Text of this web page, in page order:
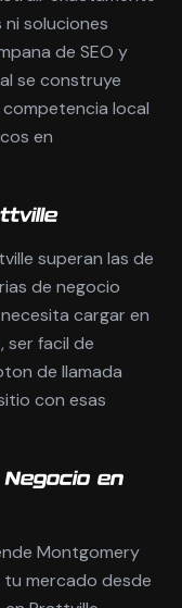
ni soluciones
de SEO y
se construye
local
en
superan las de
de negocio
cargar en
ser facil de
de llamada
con esas
Negocio en
Montgomery
mercado desde